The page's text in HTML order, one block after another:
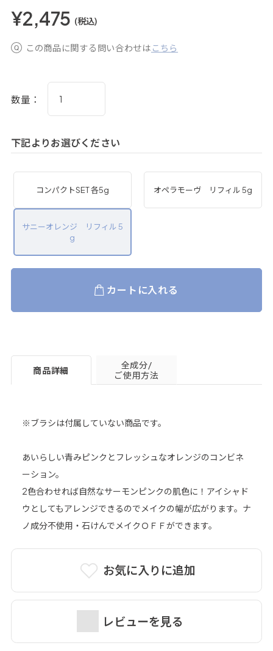
¥2,475 (税込)
この商品に関する問い合わせは こちら
お気に入りに追加
レビューを見る
数量：
下記よりお選びください
コンパクトSET 各5g オペラモーヴ リフィル 5g
サニーオレンジ リフィル 5
g
カートに入れる
商品詳細
全成分/
ご使用方法
※ブラシは付属していない商品です。
あいらしい青みピンクとフレッシュなオレンジのコンビネ
ーション。
2色合わせれば自然なサーモンピンクの肌色に！アイシャド
ウとしてもアレンジできるのでメイクの幅が広がります。ナ
ノ成分不使用・石けんでメイクＯＦＦができます。